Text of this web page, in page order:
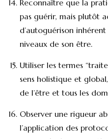
Reconnaître que la
pas guérir, mais plutôt
d’autoguérison
niveaux de son être.
Utiliser les termes
sens holistique et
de l’être et tous les
Observer une rigueur
l’application des